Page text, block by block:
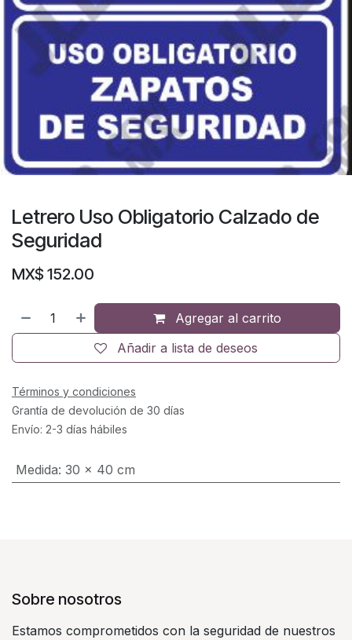
Letrero Uso Obligatorio Calzado de
Seguridad
MX$ 152.00
Agregar al carrito
Añadir a lista de deseos
Términos y condiciones
Grantía de devolución de 30 días
Envío: 2-3 días hábiles
Medida: 30 x 40 cm
Sobre nosotros
Estamos comprometidos con la seguridad de nuestros